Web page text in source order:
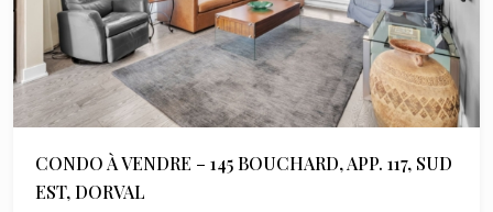
CONDO À VENDRE – 145 BOUCHARD, APP. 117, SUD
EST, DORVAL